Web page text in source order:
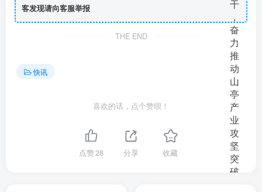
客发现请向客服举报
THE END
快讯
喜欢的话，点个赞呗！
点赞28 分享 收藏